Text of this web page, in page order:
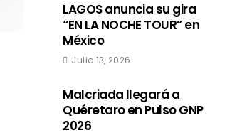
LAGOS anuncia su gira
“EN LA NOCHE TOUR” en
México
Julio 13, 2026
Malcriada llegará a
Quéretaro en Pulso GNP
2026